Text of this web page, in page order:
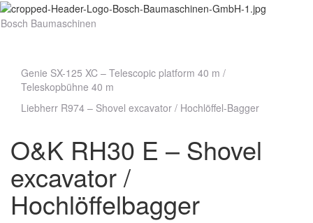
Bosch Baumaschinen
Genie SX-125 XC – Telescopic platform 40 m /
Teleskopbühne 40 m
Liebherr R974 – Shovel excavator / Hochlöffel-Bagger
O&K RH30 E – Shovel
excavator /
Hochlöffelbagger